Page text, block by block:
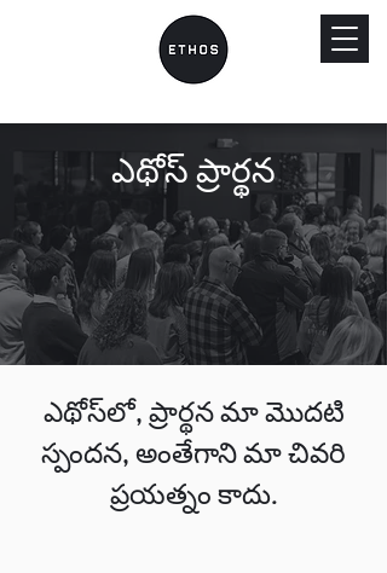
ఎథోస్ ప్రార్థన
ఎథోస్‌లో, ప్రార్థన మా మొదటి
స్పందన, అంతేగాని మా చివరి
ప్రయత్నం కాదు.